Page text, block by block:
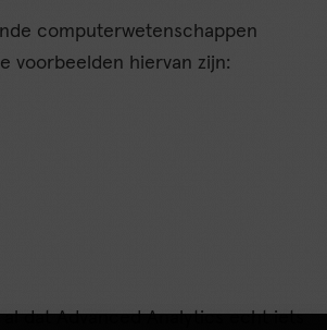
computerwetenschappen
voorbeelden hiervan zijn:
dat Advanced Analytics echt iets